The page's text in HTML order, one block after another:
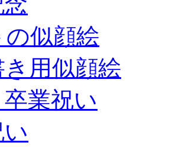
似顔絵
用似顔絵
卒業祝い